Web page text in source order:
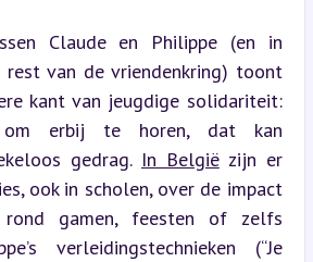
Claude en Philippe (en in
rest van de vriendenkring) toont
kant van jeugdige solidariteit:
om erbij te horen, dat kan
gedrag. In België zijn er
ook in scholen, over de impact
rond gamen, feesten of zelfs
verleidingstechnieken (“Je